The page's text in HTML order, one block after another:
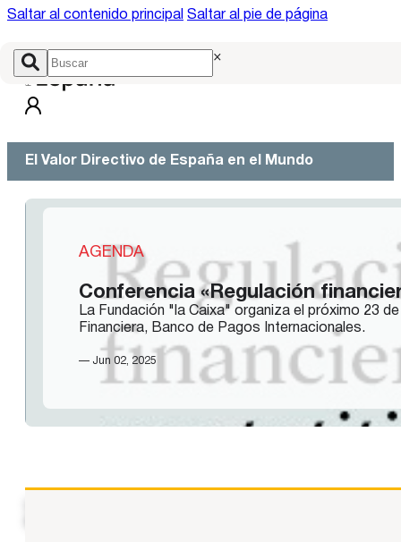
Saltar al contenido principal Saltar al pie de página
×
El Valor Directivo de España en el Mundo
AGENDA
Conferencia «Regulación
La Fundación "la Caixa" organiza el próximo 23
Financiera, Banco de Pagos Internacionales.
— Jun 02, 2025